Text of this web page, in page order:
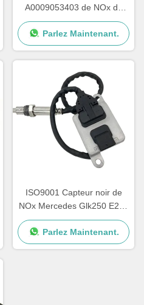
A0009053403 de NOx de
voiture de Mercedes E400
E350
Parlez Maintenant.
ISO9001 Capteur noir de
NOx Mercedes Glk250 E250
OEM 5WK96682A
A0009057000
Parlez Maintenant.